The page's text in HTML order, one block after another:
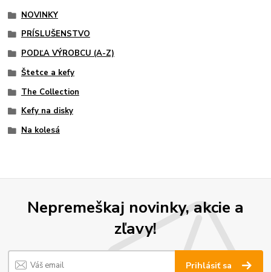
NOVINKY
PRÍSLUŠENSTVO
PODĽA VÝROBCU (A-Z)
Štetce a kefy
The Collection
Kefy na disky
Na kolesá
Nepremeškaj novinky, akcie a
zľavy!
Prihlásiť sa